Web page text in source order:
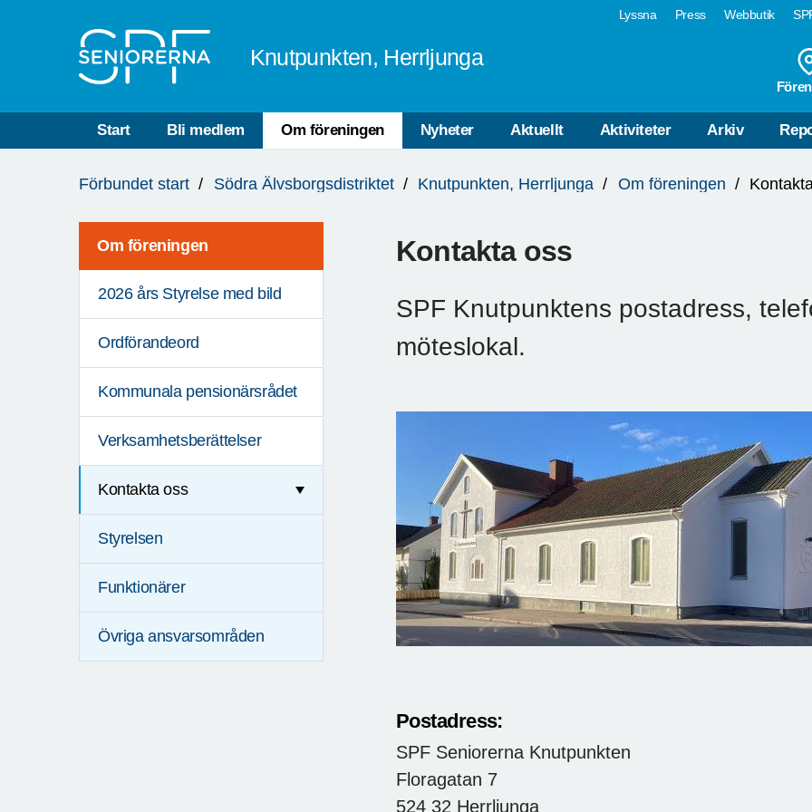
Lyssna Press Webbutik
Knutpunkten, Herrljunga
Start Bli medlem Om föreningen Nyheter Aktuellt Aktiviteter Arkiv
är
Förbundet start Södra Älvsborgsdistriktet Knutpunkten, Herrljunga Om föreningen
Om föreningen
2026 års Styrelse med bild
Ordförandeord
Kommunala pensionärsrådet
Verksamhetsberättelser
Kontakta oss
Styrelsen
Funktionärer
Övriga ansvarsområden
Kontakta oss
SPF Knutpunktens postadress,
möteslokal.
Postadress:
SPF Seniorerna Knutpunkten
Floragatan 7
524 32 Herrljunga